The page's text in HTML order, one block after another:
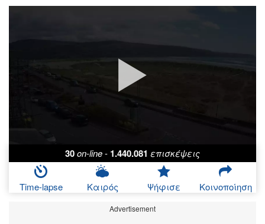
30on-line- 1.440.081 επισκέψεις
Time-lapse Καιρός Ψήφισε Κοινοποίηση
Advertisement